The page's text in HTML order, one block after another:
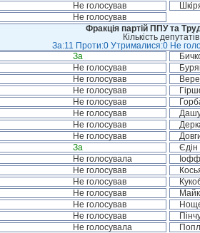
Не голосував
Не голосував
Фракція партій ППУ та
Кількість
За:11 Проти:0 Утрималися:0 Не
За
Не голосував
Не голосував
Не голосував
Не голосував
Не голосував
Не голосував
Не голосував
За
Не голосувала
Не голосував
Не голосував
Не голосував
Не голосував
Не голосував
Не голосувала